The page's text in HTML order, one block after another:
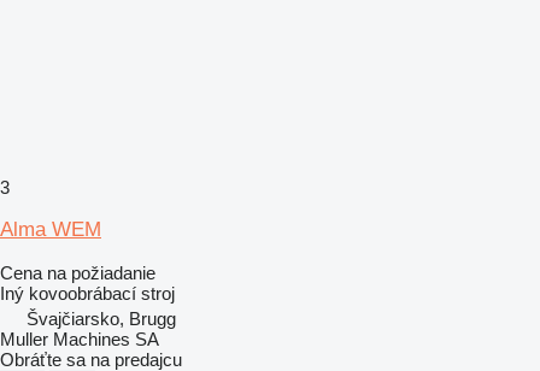
3
Alma WEM
Cena na požiadanie
Iný kovoobrábací stroj
Švajčiarsko, Brugg
Muller Machines SA
Obráťte sa na predajcu